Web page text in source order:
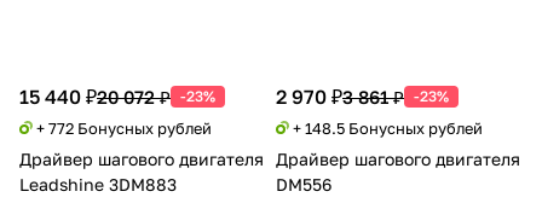
15 440 ₽20 072 ₽ -23%
+ 772 Бонусных рублей
Драйвер шагового двигателя
Leadshine 3DM883
2 970 ₽3 861 ₽ -23%
+ 148.5 Бонусных рублей
Драйвер шагового двигателя
DM556